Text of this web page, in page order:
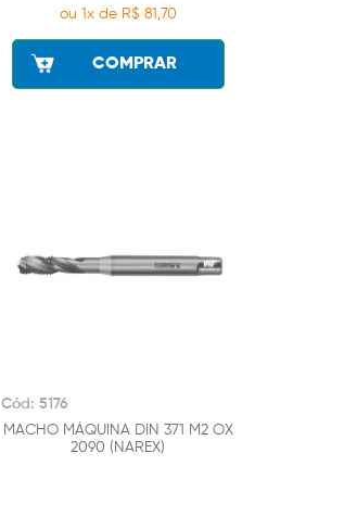
ou 1x de R$ 81,70
COMPRAR
Cód: 5176
MACHO MÁQUINA DIN 371 M2 OX
2090 (NAREX)